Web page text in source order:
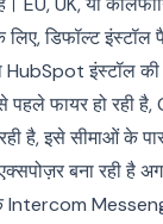
डिफॉल्ट इंस्टॉल
HubSpot इंस्टॉल
पहले फायर हो रही
है, इसे सीमाओं के
बना रही है
Intercom